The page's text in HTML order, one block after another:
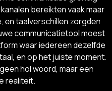
bereikten vaak maar
en taalverschillen zorgden
communicatietool moest
waar iedereen dezelfde
en op het juiste moment.
hol woord, maar een
realiteit.